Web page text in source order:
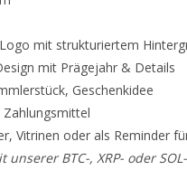
mit strukturiertem
mit Prägejahr & Details
Geschenkidee
Zahlungsmittel
Vitrinen oder als Reminder
unserer BTC-, XRP- oder